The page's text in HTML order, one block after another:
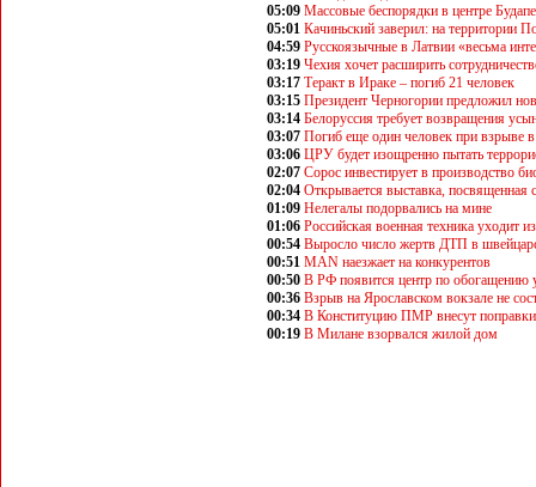
05:09 Массовые беспорядки в центре
05:01 Качиньский заверил: на территории
04:59 Русскоязычные в Латвии «весьма
03:19 Чехия хочет расширить
03:17 Теракт в Ираке – погиб 21 человек
03:15 Президент Черногории предложил
03:14 Белоруссия требует возвращения
03:07 Погиб еще один человек при взрыве
03:06 ЦРУ будет изощренно пытать
02:07 Сорос инвестирует в производство
02:04 Открывается выставка, посвященная
01:09 Нелегалы подорвались на мине
01:06 Российская военная техника уходит
00:54 Выросло число жертв ДТП в
00:51 MAN наезжает на конкурентов
00:50 В РФ появится центр по обогащению
00:36 Взрыв на Ярославском вокзале не
00:34 В Конституцию ПМР внесут поправки
00:19 В Милане взорвался жилой дом